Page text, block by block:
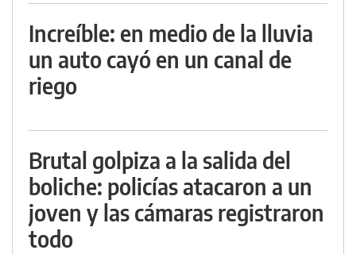
Increíble: en medio de la lluvia
un auto cayó en un canal de
riego
Brutal golpiza a la salida del
boliche: policías atacaron a un
joven y las cámaras registraron
todo